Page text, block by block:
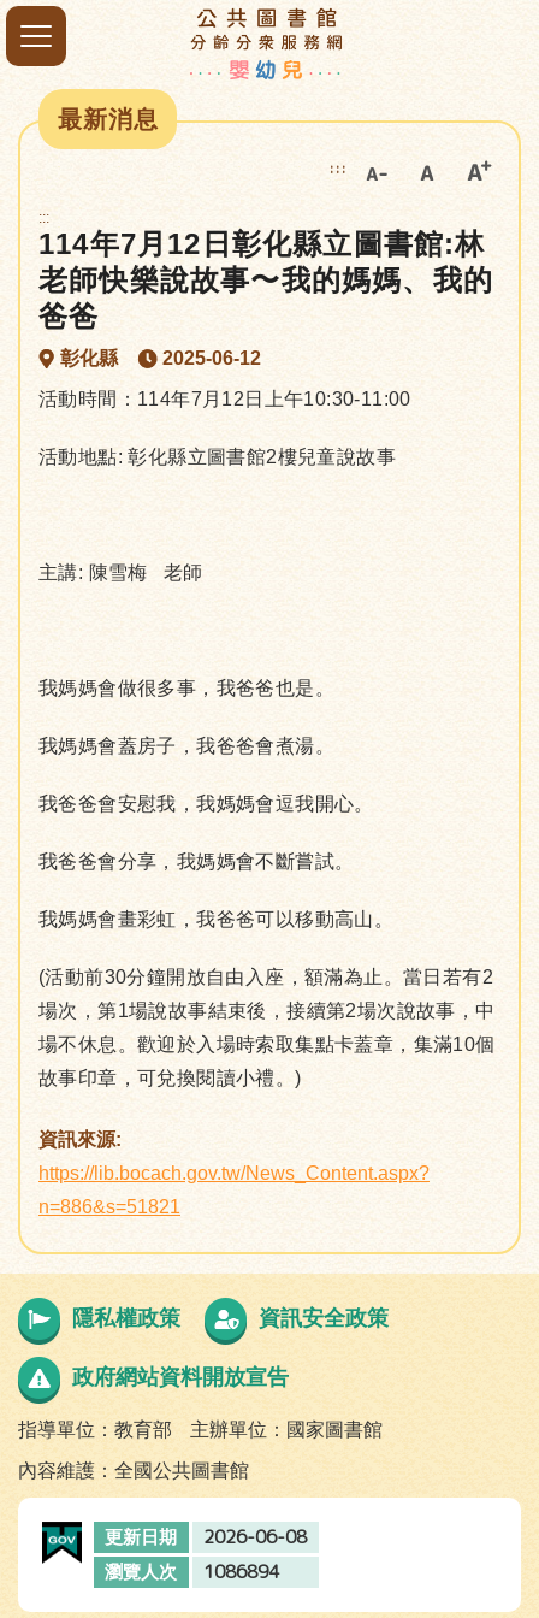
最新消息
:::
:::
114年7月12日彰化縣立圖書館:林
老師快樂說故事〜我的媽媽、我的
爸爸
彰化縣
2025-06-12
活動時間：114年7月12日上午10:30-11:00
活動地點: 彰化縣立圖書館2樓兒童說故事
主講: 陳雪梅 老師
我媽媽會做很多事，我爸爸也是。
我媽媽會蓋房子，我爸爸會煮湯。
我爸爸會安慰我，我媽媽會逗我開心。
我爸爸會分享，我媽媽會不斷嘗試。
我媽媽會畫彩虹，我爸爸可以移動高山。
(活動前30分鐘開放自由入座，額滿為止。當日若有2
場次，第1場說故事結束後，接續第2場次說故事，中
場不休息。歡迎於入場時索取集點卡蓋章，集滿10個
故事印章，可兌換閱讀小禮。)
資訊來源:
https://lib.bocach.gov.tw/News_Content.aspx?
n=886&s=51821
隱私權政策 資訊安全政策
政府網站資料開放宣告
指導單位：教育部
主辦單位：國家圖書館
內容維護：全國公共圖書館
更新日期 2026-06-08
瀏覽人次 1086894